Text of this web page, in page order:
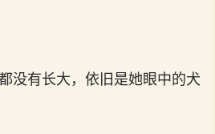
没有长大，依旧是她眼中的犬